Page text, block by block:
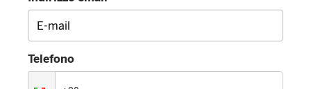
Telefono